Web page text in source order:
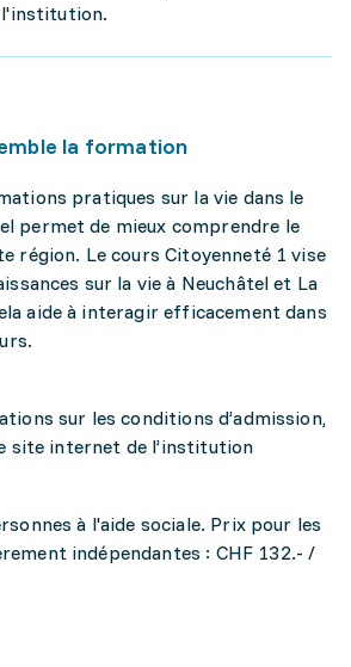
la formation
pratiques sur la vie dans le
permet de mieux comprendre le
région. Le cours Citoyenneté 1 vise
sur la vie à Neuchâtel et La
aide à interagir efficacement dans
sur les conditions d’admission,
site internet de l’institution
à l'aide sociale. Prix pour les
indépendantes : CHF 132.- /